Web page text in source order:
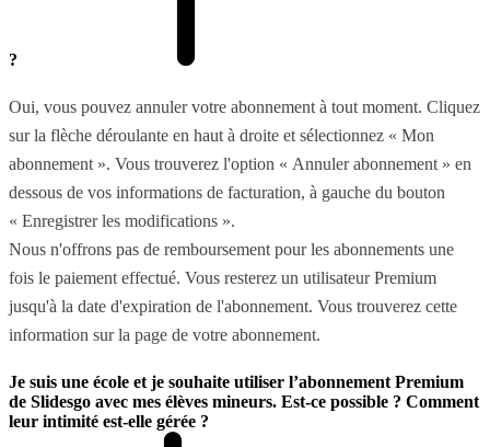
?
Oui, vous pouvez annuler votre abonnement à tout moment. Cliquez
sur la flèche déroulante en haut à droite et sélectionnez « Mon
abonnement ». Vous trouverez l'option « Annuler abonnement » en
dessous de vos informations de facturation, à gauche du bouton
« Enregistrer les modifications ».
Nous n'offrons pas de remboursement pour les abonnements une
fois le paiement effectué. Vous resterez un utilisateur Premium
jusqu'à la date d'expiration de l'abonnement. Vous trouverez cette
information sur la page de votre abonnement.
Je suis une école et je souhaite utiliser l’abonnement Premium
de Slidesgo avec mes élèves mineurs. Est-ce possible ? Comment
leur intimité est-elle gérée ?